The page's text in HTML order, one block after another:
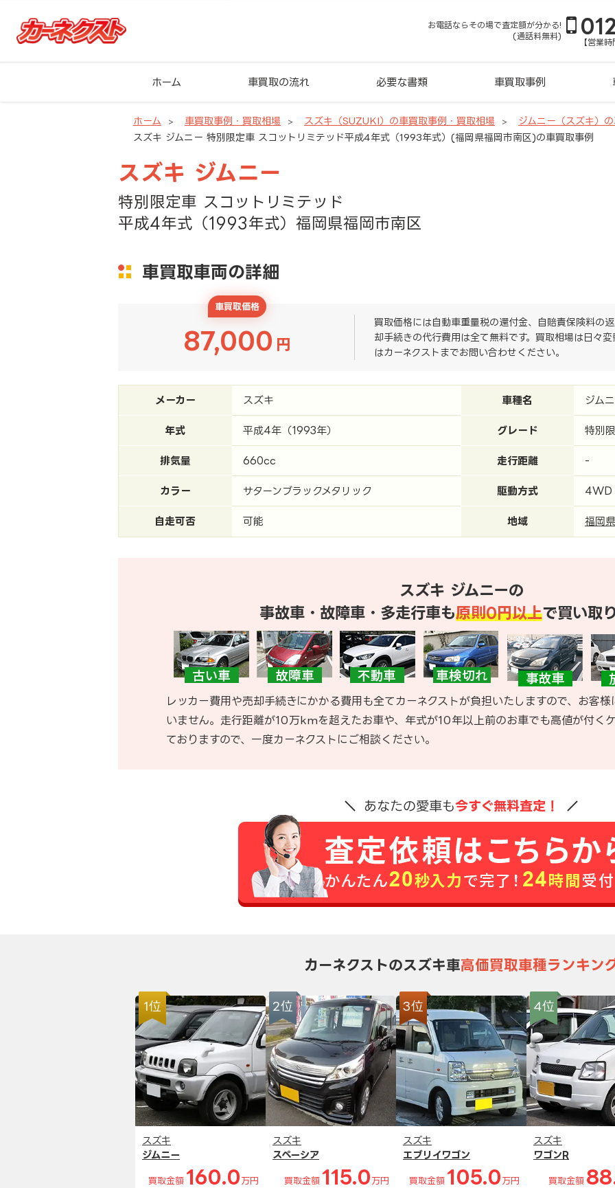
お電話ならその場で査定額が分かる!
(通話料無料)
【営業
ホーム 車買取の流れ 必要な書類 車買取事例
ホーム 車買取事例・買取相場 スズキ（SUZUKI）の車買取事例・買取相場
ジムニー（スズキ）
スズキ ジムニー 特別限定車 スコットリミテッド平成4年式（1993年式）(福岡県福岡市南区)の車買取事例
スズキ ジムニー
特別限定車 スコットリミテッド
平成4年式（1993年式）福岡県福岡市南区
車買取車両の詳細
車買取価格
87,000 円
買取価格には自動車重量税の還付金、自賠責保険料の
却手続きの代行費用は全て無料です。買取相場は日々
はカーネクストまでお問い合わせください。
メーカー スズキ 車種名 ジム
年式 平成4年（1993年） グレード 特別
排気量 660cc 走行距離 -
カラー サターンブラックメタリック 駆動方式 4WD
自走可否 可能 地域 福岡県
スズキ ジムニーの
事故車・故障車・多走行車も原則0円以上で買い取
レッカー費用や売却手続きにかかる費用も全てカーネクストが負担いたしますので、お客
いません。走行距離が10万kmを超えたお車や、年式が10年以上前のお車でも高値が付く
ておりますので、一度カーネクストにご相談ください。
あなたの愛車も今すぐ無料査定！
カーネクストのスズキ車高価買取車種ランキン
1位
スズキ
ジムニー
買取金額 160.0 万円
2位
スズキ
スペーシア
買取金額 115.0 万円
3位
スズキ
エブリイワゴン
買取金額 105.0 万円
4位
スズキ
ワゴンR
買取金額